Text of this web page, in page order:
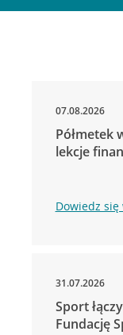
07.08.2026
Półmetek
lekcje
Dowiedz się
31.07.2026
Sport
Fundację